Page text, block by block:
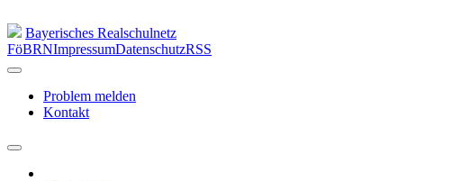
Bayerisches Realschulnetz
FöBRNImpressumDatenschutzRSS
Problem melden
Kontakt